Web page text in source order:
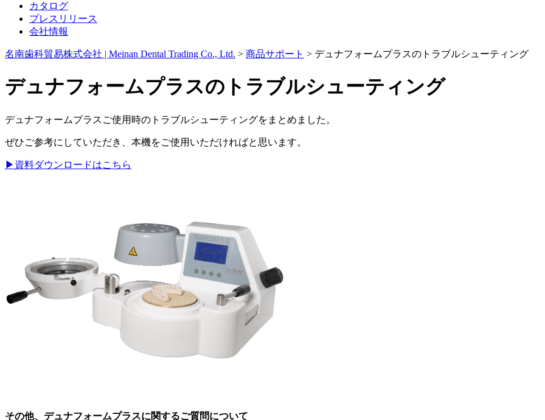
カタログ
プレスリリース
会社情報
名南歯科貿易株式会社 | Meinan Dental Trading Co., Ltd. > 商品サポート > デュナフォームプラスのトラブルシューティング
デュナフォームプラスのトラブルシューティング
デュナフォームプラスご使用時のトラブルシューティングをまとめました。
ぜひご参考にしていただき、本機をご使用いただければと思います。
▶資料ダウンロードはこちら
その他、デュナフォームプラスに関するご質問について